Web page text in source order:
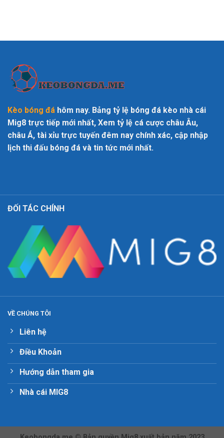
Kèo bóng đá hôm nay. Bảng tỷ lệ bóng đá kèo nhà cái
Mig8 trực tiếp mới nhất, Xem tỷ lệ cá cược châu Âu,
châu Á, tài xỉu trực tuyến đêm nay chính xác, cập nhập
lịch thi đấu bóng đá và tin tức mới nhất.
ĐỐI TÁC CHÍNH
VỀ CHÚNG TÔI
Liên hệ
Điều Khoản
Hướng dẫn tham gia
Nhà cái MIG8